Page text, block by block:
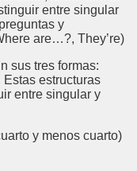
entre singular
y
are…?, They’re)
sus tres formas:
estructuras
entre singular y
y menos cuarto)